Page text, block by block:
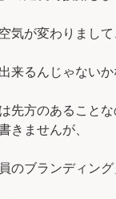
気が変わりまして
来るんじゃないか
先方のあること
きませんが、
のブランディング